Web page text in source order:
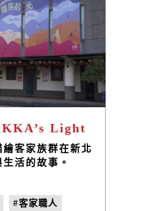
Light
客家族群在新北
活的故事。
#客家職人